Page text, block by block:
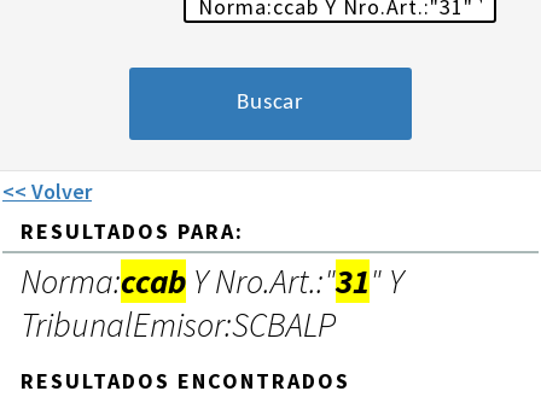
<< Volver
RESULTADOS PARA:
Norma:ccab Y Nro.Art.:"31" Y
TribunalEmisor:SCBALP
RESULTADOS ENCONTRADOS